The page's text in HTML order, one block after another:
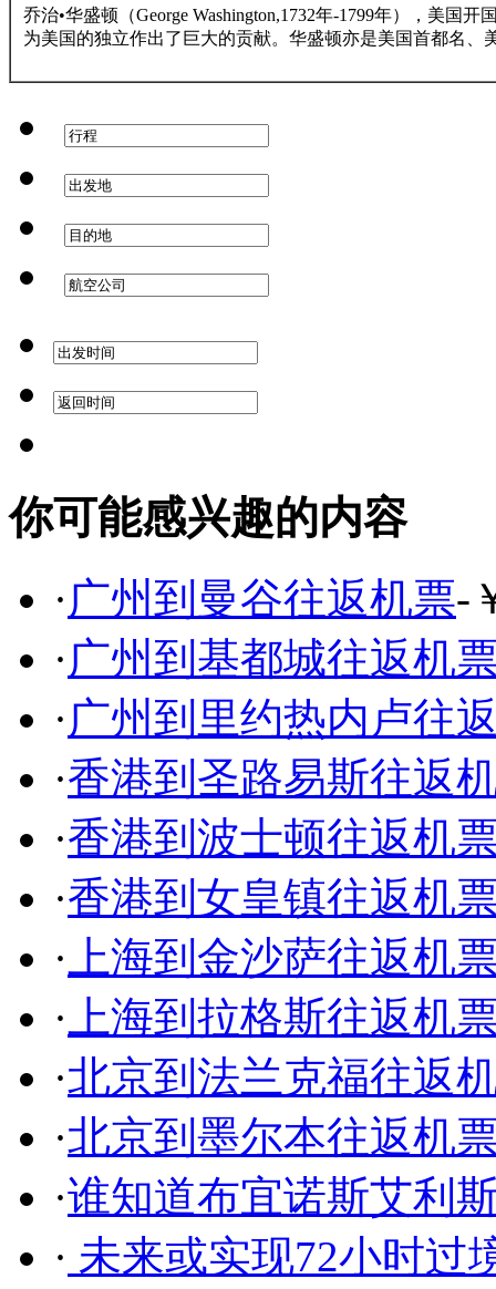
乔治•华盛顿（George Washington,1732年-1799年），美国
为美国的独立作出了巨大的贡献。华盛顿亦是美国首都名、
你可能感兴趣的内容
·广州到曼谷往返机票-
·广州到基都城往返机
·广州到里约热内卢往
·香港到圣路易斯往返
·香港到波士顿往返机
·香港到女皇镇往返机
· 上海到金沙萨往返机
· 上海到拉格斯往返机
·北京到法兰克福往返
·北京到墨尔本往返机
·谁知道布宜诺斯艾利
· 未来或实现72小时过